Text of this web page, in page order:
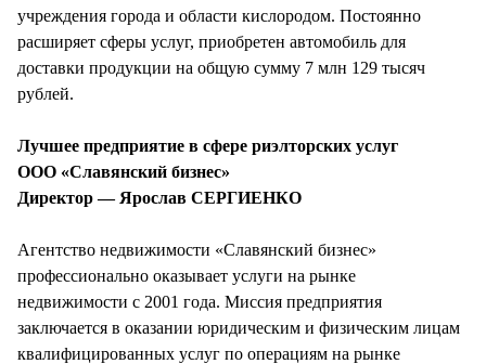
учреждения города и области кислородом. Постоянно
расширяет сферы услуг, приобретен автомобиль для
доставки продукции на общую сумму 7 млн 129 тысяч
рублей.
Лучшее предприятие в сфере риэлторских услуг
ООО «Славянский бизнес»
Директор — Ярослав СЕРГИЕНКО
Агентство недвижимости «Славянский бизнес»
профессионально оказывает услуги на рынке
недвижимости с 2001 года. Миссия предприятия
заключается в оказании юридическим и физическим лицам
квалифицированных услуг по операциям на рынке